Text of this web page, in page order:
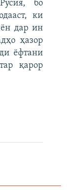
бо
ки
дар ин
ҳазор
ёфтани
қарор